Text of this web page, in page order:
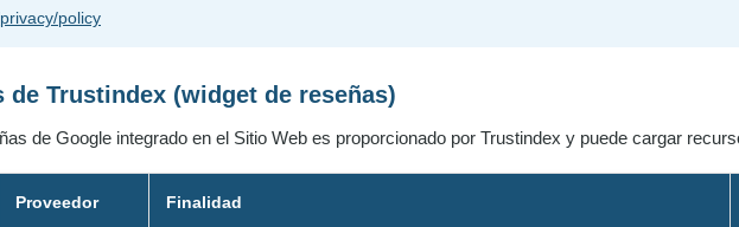
policy
de Trustindex (widget de reseñas)
de Google integrado en el Sitio Web es proporcionado por Trustindex y puede cargar
Proveedor Finalidad